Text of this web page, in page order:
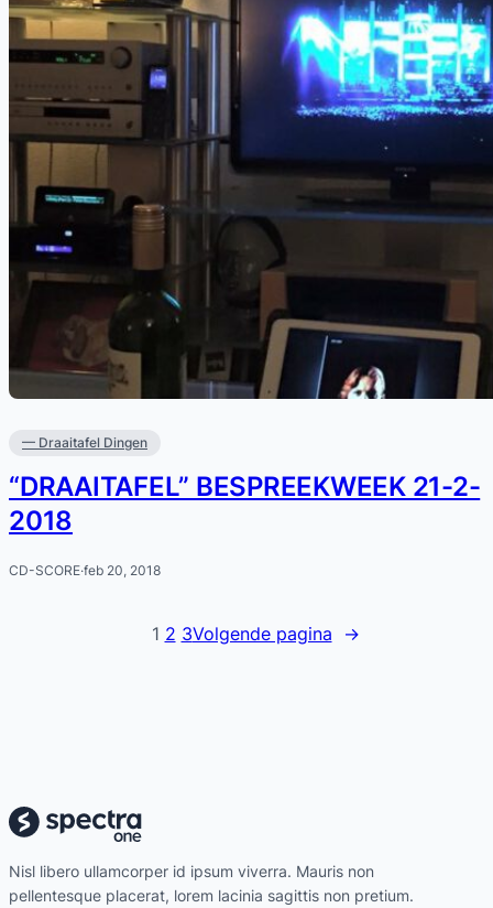
— Draaitafel Dingen
“DRAAITAFEL” BESPREEKWEEK 21-2-
2018
CD-SCORE·feb 20, 2018
1 2 3Volgende pagina →
Nisl libero ullamcorper id ipsum viverra. Mauris non
pellentesque placerat, lorem lacinia sagittis non pretium.